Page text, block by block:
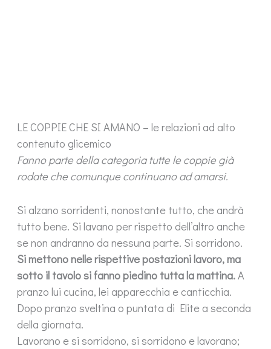
LE COPPIE CHE SI AMANO – le relazioni ad alto
contenuto glicemico
Fanno parte della categoria tutte le coppie già
rodate che comunque continuano ad amarsi.
Si alzano sorridenti, nonostante tutto, che andrà
tutto bene. Si lavano per rispetto dell’altro anche
se non andranno da nessuna parte. Si sorridono.
Si mettono nelle rispettive postazioni lavoro, ma
sotto il tavolo si fanno piedino tutta la mattina.A
pranzo lui cucina, lei apparecchia e canticchia.
Dopo pranzo sveltina o puntata di Elite a seconda
della giornata.
Lavorano e si sorridono, si sorridono e lavorano;